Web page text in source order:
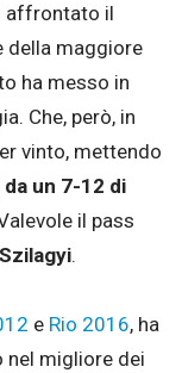
affrontato il
della maggiore
ha messo in
Che, però, in
vinto, mettendo
da un 7-12 di
il pass
.
e Rio 2016, ha
nel migliore dei